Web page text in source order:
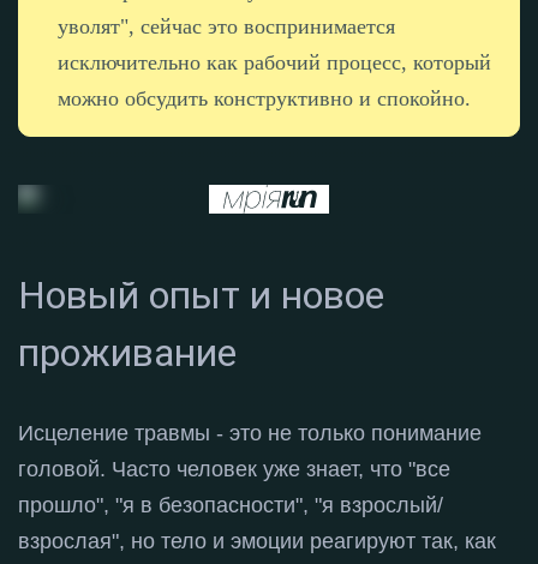
уволят", сейчас это воспринимается
исключительно как рабочий процесс, который
можно обсудить конструктивно и спокойно.
Новый опыт и новое
проживание
Исцеление травмы - это не только понимание
головой. Часто человек уже знает, что "все
прошло", "я в безопасности", "я взрослый/
взрослая", но тело и эмоции реагируют так, как